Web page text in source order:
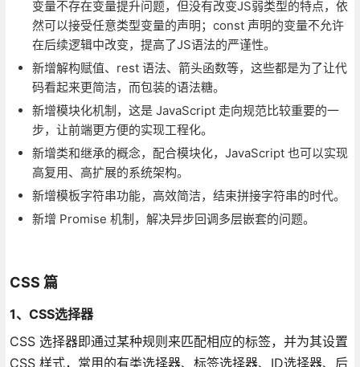
变量不存在变量提升问题，但没有改变JS弱类型的特点，依
然可以接受任意类型变量的声明；const 声明的变量不允许
在后续逻辑中改变，提高了JS语法的严谨性。
新增解构赋值、rest 语法、箭头函数等，这些都是为了让代
码看起来更简洁，而包装的语法糖。
新增模块化机制，这是 JavaScript 走向规范比较重要的一
步，让前端更方便的实现工程化。
新增类和继承的概念，配合模块化，JavaScript 也可以实现
高复用、高扩展的系统架构。
新增模板字符串功能，高效简洁，结束拼接字符串的时代。
新增 Promise 机制，解决异步回调多层嵌套的问题。
CSS 篇
1、CSS选择器
CSS 选择器即通过某种规则来匹配相应的标签，并为其设置
CSS 样式，常用的有类选择器、标签选择器、ID选择器、后